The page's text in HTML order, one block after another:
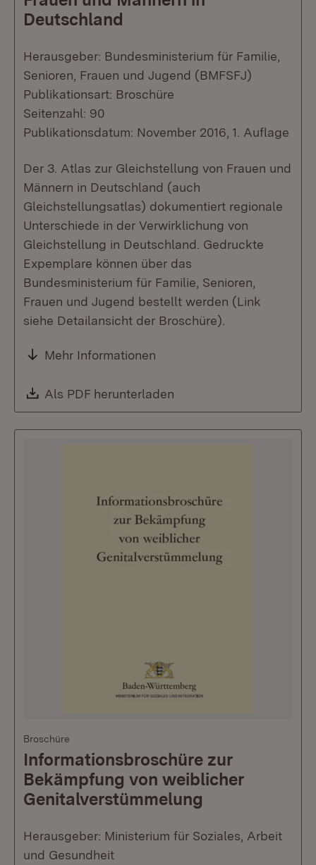
Deutschland
Herausgeber: Bundesministerium für Familie,
Senioren, Frauen und Jugend (BMFSFJ)
Publikationsart: Broschüre
Seitenzahl: 90
Publikationsdatum: November 2016, 1. Auflage
Der 3. Atlas zur Gleichstellung von Frauen und
Männern in Deutschland (auch
Gleichstellungsatlas) dokumentiert regionale
Unterschiede in der Verwirklichung von
Gleichstellung in Deutschland. Gedruckte
Expemplare können über das
Bundesministerium für Familie, Senioren,
Frauen und Jugend bestellt werden (Link
siehe Detailansicht der Broschüre).
Mehr Informationen
Download:
Als PDF herunterladen
Broschüre
Informationsbroschüre zur
Bekämpfung von weiblicher
Genitalverstümmelung
Herausgeber: Ministerium für Soziales, Arbeit
und Gesundheit